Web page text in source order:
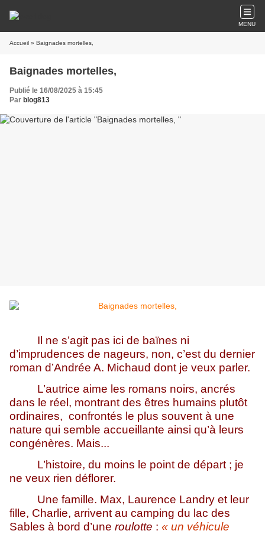
MENU
Accueil » Baignades mortelles,
Baignades mortelles,
Publié le 16/08/2025 à 15:45
Par blog813
Il ne s’agit pas ici de baïnes ni
d’imprudences de nageurs, non, c’est du dernier
roman d’Andrée A. Michaud dont je veux parler.
L’autrice aime les romans noirs, ancrés
dans le réel, montrant des êtres humains plutôt
ordinaires, confrontés le plus souvent à une
nature qui semble accueillante ainsi qu’à leurs
congénères. Mais...
L’histoire, du moins le point de départ ; je
ne veux rien déflorer.
Une famille. Max, Laurence Landry et leur
fille, Charlie, arrivent au camping du lac des
Sables à bord d’une roulotte : « un véhicule